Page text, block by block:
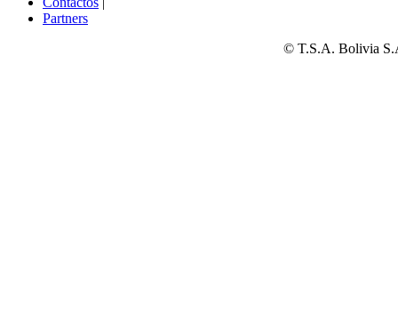
Partners
© T.S.A. Bolivia